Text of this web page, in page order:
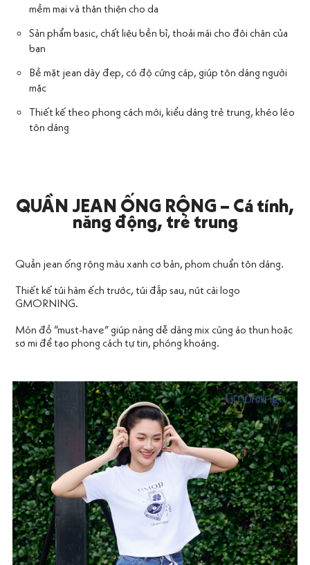
mềm mại và thân thiện cho da
Sản phẩm basic, chất liệu bền bỉ, thoải mái cho đôi chân của
bạn
Bề mặt jean dày đẹp, có độ cứng cáp, giúp tôn dáng người
mặc
Thiết kế theo phong cách mới, kiểu dáng trẻ trung, khéo léo
tôn dáng
QUẦN JEAN ỐNG RỘNG – Cá tính,
năng động, trẻ trung
Quần jean ống rộng màu xanh cơ bản, phom chuẩn tôn dáng.
Thiết kế túi hàm ếch trước, túi đắp sau, nút cài logo
GMORNING.
Món đồ “must-have” giúp nàng dễ dàng mix cùng áo thun hoặc
sơ mi để tạo phong cách tự tin, phóng khoáng.